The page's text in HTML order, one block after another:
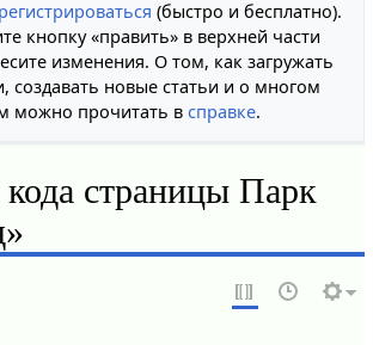
(быстро и бесплатно).
кнопку «править» в верхней части
изменения. О том, как загружать
создавать новые статьи и о многом
можно прочитать в справке.
страницы Парк